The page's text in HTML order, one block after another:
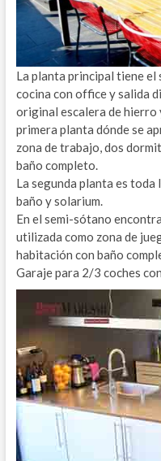
La planta principal tiene el
cocina con office y salida
original escalera de hierro
primera planta dónde se
zona de trabajo, dos
baño completo.
La segunda planta es
baño y solarium.
En el semi-sótano
utilizada como zona de
habitación con baño
Garaje para 2/3 coches